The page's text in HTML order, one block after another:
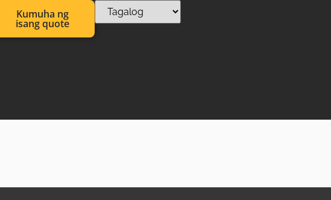
Kumuha ng
isang quote